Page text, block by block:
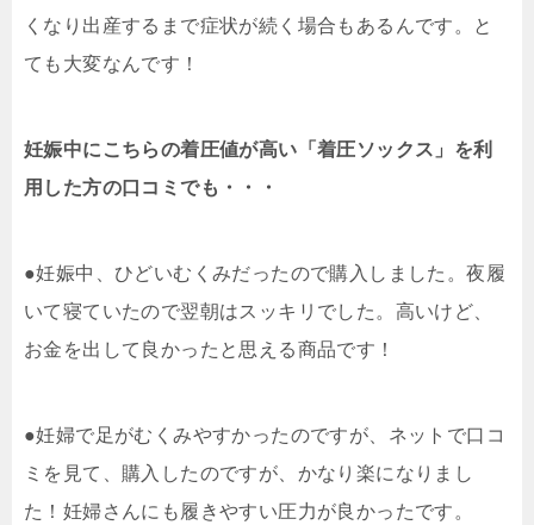
くなり出産するまで症状が続く場合もあるんです。と
ても大変なんです！
妊娠中にこちらの着圧値が高い「着圧ソックス」を利
用した方の口コミでも・・・
●妊娠中、ひどいむくみだったので購入しました。夜履
いて寝ていたので翌朝はスッキリでした。高いけど、
お金を出して良かったと思える商品です！
●妊婦で足がむくみやすかったのですが、ネットで口コ
ミを見て、購入したのですが、かなり楽になりまし
た！妊婦さんにも履きやすい圧力が良かったです。